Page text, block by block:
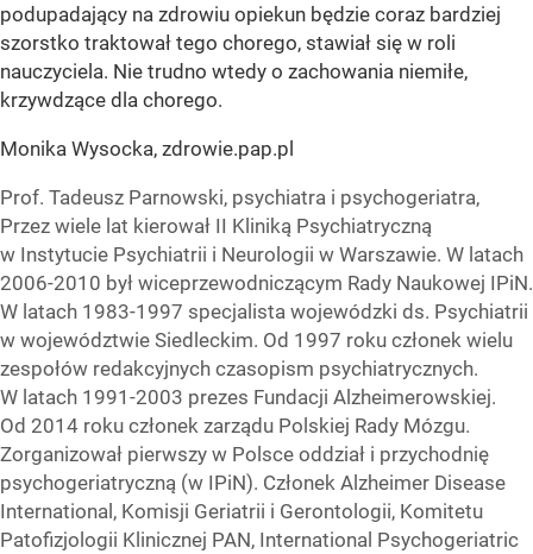
podupadający na zdrowiu opiekun będzie coraz bardziej
szorstko traktował tego chorego, stawiał się w roli
nauczyciela. Nie trudno wtedy o zachowania niemiłe,
krzywdzące dla chorego.
Monika Wysocka, zdrowie.pap.pl
Prof. Tadeusz Parnowski, psychiatra i psychogeriatra,
Przez wiele lat kierował II Kliniką Psychiatryczną
w Instytucie Psychiatrii i Neurologii w Warszawie. W latach
2006-2010 był wiceprzewodniczącym Rady Naukowej IPiN.
W latach 1983-1997 specjalista wojewódzki ds. Psychiatrii
w województwie Siedleckim. Od 1997 roku członek wielu
zespołów redakcyjnych czasopism psychiatrycznych.
W latach 1991-2003 prezes Fundacji Alzheimerowskiej.
Od 2014 roku członek zarządu Polskiej Rady Mózgu.
Zorganizował pierwszy w Polsce oddział i przychodnię
psychogeriatryczną (w IPiN). Członek Alzheimer Disease
International, Komisji Geriatrii i Gerontologii, Komitetu
Patofizjologii Klinicznej PAN, International Psychogeriatric